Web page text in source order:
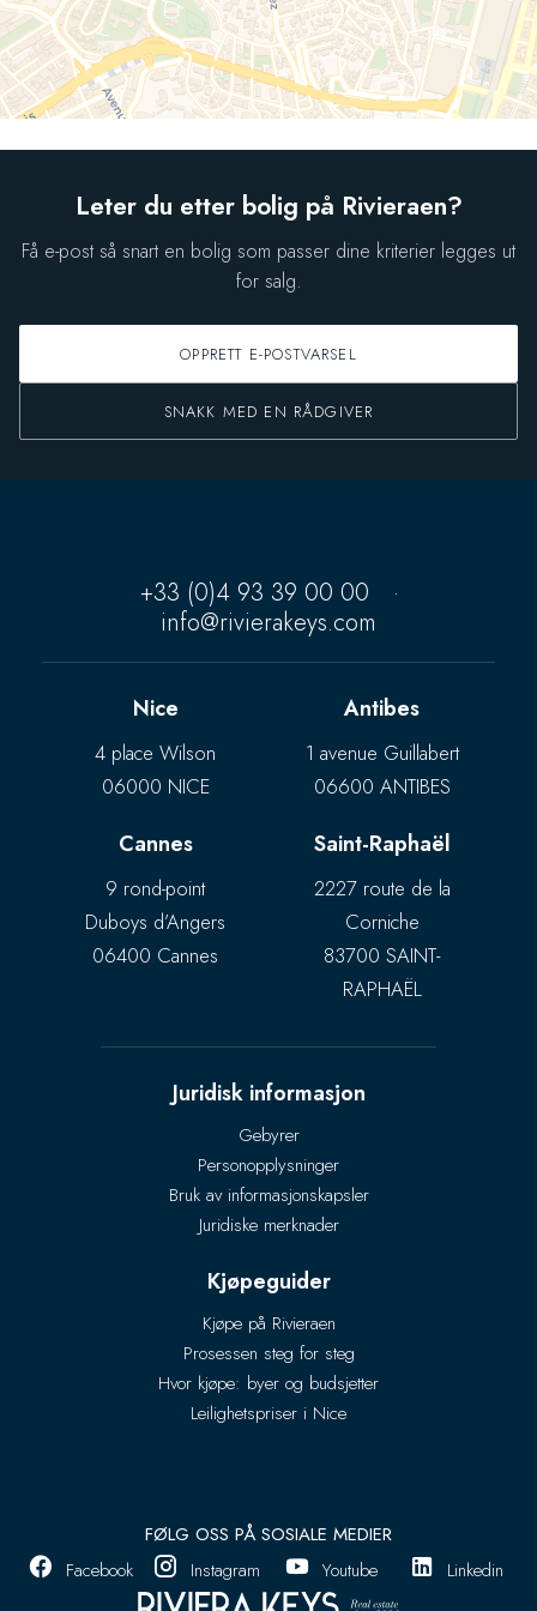
Leter du etter bolig på Rivieraen?
Få e-post så snart en bolig som passer dine kriterier legges ut
for salg.
OPPRETT E-POSTVARSEL
SNAKK MED EN RÅDGIVER
+33 (0)4 93 39 00 00
·
info@rivierakeys.com
Nice
4 place Wilson
06000 NICE
Antibes
1 avenue Guillabert
06600 ANTIBES
Cannes
9 rond-point
Duboys d’Angers
06400 Cannes
Saint-Raphaël
2227 route de la
Corniche
83700 SAINT-
RAPHAËL
Juridisk informasjon
Gebyrer
Personopplysninger
Bruk av informasjonskapsler
Juridiske merknader
Kjøpeguider
Kjøpe på Rivieraen
Prosessen steg for steg
Hvor kjøpe: byer og budsjetter
Leilighetspriser i Nice
FØLG OSS PÅ SOSIALE MEDIER
Facebook
Instagram Youtube Linkedin